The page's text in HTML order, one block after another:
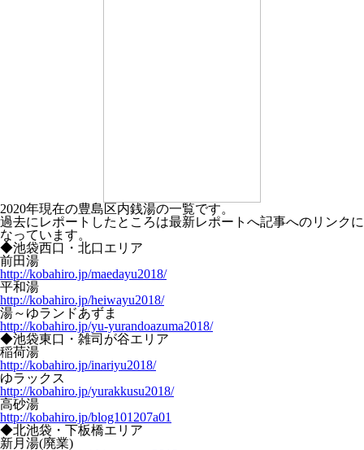
2020年現在の豊島区内銭湯の一覧です。
過去にレポートしたところは最新レポートへ記事へのリンクに
なっています。
◆池袋西口・北口エリア
前田湯
http://kobahiro.jp/maedayu2018/
平和湯
http://kobahiro.jp/heiwayu2018/
湯～ゆランドあずま
http://kobahiro.jp/yu-yurandoazuma2018/
◆池袋東口・雑司が谷エリア
稲荷湯
http://kobahiro.jp/inariyu2018/
ゆラックス
http://kobahiro.jp/yurakkusu2018/
高砂湯
http://kobahiro.jp/blog101207a01
◆北池袋・下板橋エリア
新月湯(廃業)